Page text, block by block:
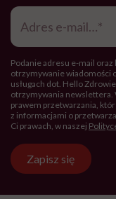
Adres
mail*
Podanie adresu e-mail oraz
otrzymywanie wiadomości
usługach dot. Hello
otrzymywania newslettera.
prawem przetwarzania,
z informacjami o
Ci prawach, w naszej
Zapisz się